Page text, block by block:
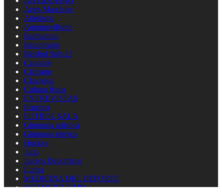
Artes Marciales
Atletismo
Automovilismo
Badminton
Balonmano
Béisbol Sub-23
Canotaje
Ciclismo
Clavados
Cultura física
ENTREVISTAS
Esgrima
FUTBOL SALA
Gimnasia artistica
Gimnasia rítmica
Hockey
Judo
Juegos Deportivos
Lucha
MEDICINA DEL DEPORTE
MOTOCICLISMO